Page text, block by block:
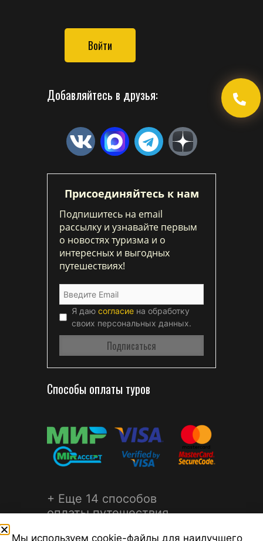
Войти
Добавляйтесь в друзья:
Присоединяйтесь к нам
Подпишитесь на email
рассылку и узнавайте первым
о новостях туризма и о
интересных и выгодных
путешествиях!
Я даю согласие на обработку
своих персональных данных.
Способы оплаты туров
+ Еще 14 способов
оплаты путешествия
Мы используем cookie-файлы для наилучшего